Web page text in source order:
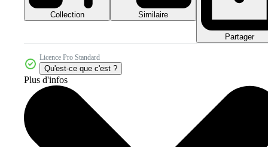
Collection Similaire
Partager
Licence Pro Standard
Qu'est-ce que c'est ?
Plus d'infos